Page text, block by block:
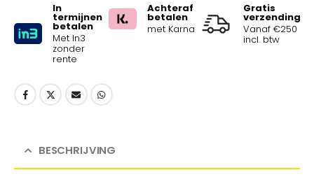
In
termijnen
betalen
Met In3
zonder
rente
Achteraf
betalen
met Karna
Gratis
verzending
Vanaf €250
incl. btw
BESCHRIJVING